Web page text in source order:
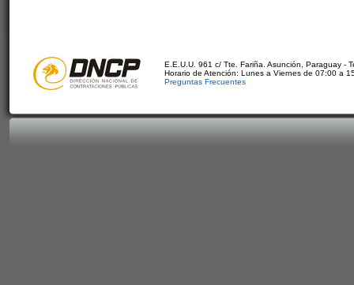
E.E.U.U. 961 c/ Tte. Fariña. Asunción, Paraguay -
Horario de Atención: Lunes a Viernes de 07:00 a
Preguntas Frecuentes